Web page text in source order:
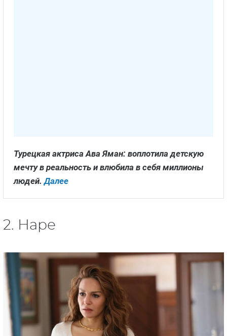
Турецкая актриса Ава Яман: воплотила детскую
мечту в реальность и влюбила в себя миллионы
людей.Далее
2. Наре